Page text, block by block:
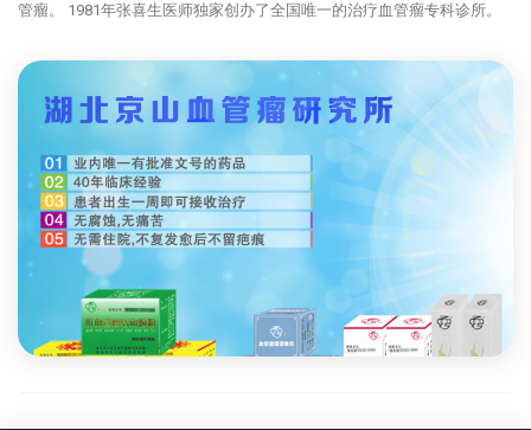
管瘤。 1981年张喜生医师独家创办了全国唯一的治疗血管瘤专科诊所。